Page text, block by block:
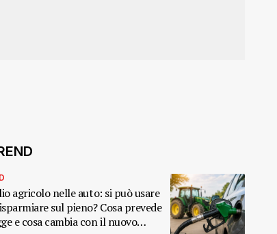
agricolo nelle auto: si può usare
sul pieno? Cosa prevede
e cosa cambia con il nuovo